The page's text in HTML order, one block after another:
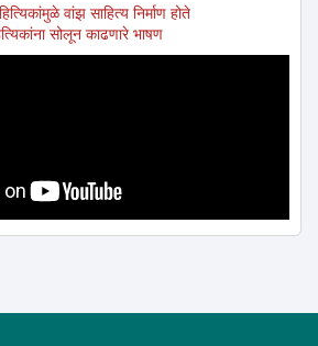
वांझ साहित्य निर्माण होते
सोलून काढणारे भाषण